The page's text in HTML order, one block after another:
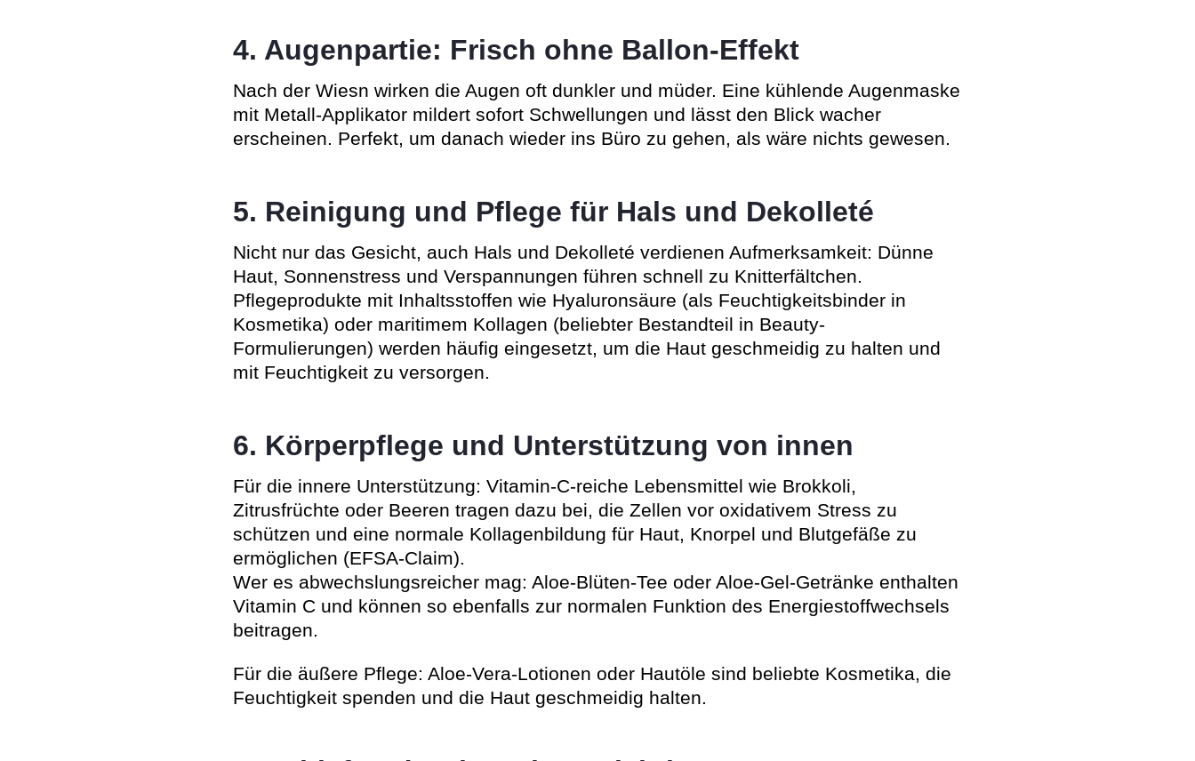
4. Augenpartie: Frisch ohne Ballon-Effekt
Nach der Wiesn wirken die Augen oft dunkler und müder. Eine kühlende Augenmaske
mit Metall-Applikator mildert sofort Schwellungen und lässt den Blick wacher
erscheinen. Perfekt, um danach wieder ins Büro zu gehen, als wäre nichts gewesen.
5. Reinigung und Pflege für Hals und Dekolleté
Nicht nur das Gesicht, auch Hals und Dekolleté verdienen Aufmerksamkeit: Dünne
Haut, Sonnenstress und Verspannungen führen schnell zu Knitterfältchen.
Pflegeprodukte mit Inhaltsstoffen wie Hyaluronsäure (als Feuchtigkeitsbinder in
Kosmetika) oder maritimem Kollagen (beliebter Bestandteil in Beauty-
Formulierungen) werden häufig eingesetzt, um die Haut geschmeidig zu halten und
mit Feuchtigkeit zu versorgen.
6. Körperpflege und Unterstützung von innen
Für die innere Unterstützung: Vitamin-C-reiche Lebensmittel wie Brokkoli,
Zitrusfrüchte oder Beeren tragen dazu bei, die Zellen vor oxidativem Stress zu
schützen und eine normale Kollagenbildung für Haut, Knorpel und Blutgefäße zu
ermöglichen (EFSA-Claim).
Wer es abwechslungsreicher mag: Aloe-Blüten-Tee oder Aloe-Gel-Getränke enthalten
Vitamin C und können so ebenfalls zur normalen Funktion des Energiestoffwechsels
beitragen.
Für die äußere Pflege: Aloe-Vera-Lotionen oder Hautöle sind beliebte Kosmetika, die
Feuchtigkeit spenden und die Haut geschmeidig halten.